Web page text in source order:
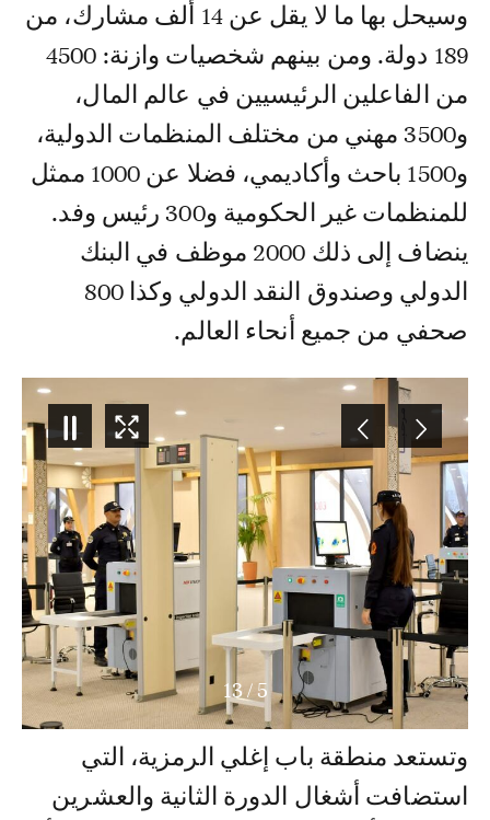
وسيحل بها ما لا يقل عن 14 ألف مشارك، من
189 دولة. ومن بينهم شخصيات وازنة: 4500
من الفاعلين الرئيسيين في عالم المال،
و3500 مهني من مختلف المنظمات الدولية،
و1500 باحث وأكاديمي، فضلا عن 1000 ممثل
للمنظمات غير الحكومية و300 رئيس وفد.
ينضاف إلى ذلك 2000 موظف في البنك
الدولي وصندوق النقد الدولي وكذا 800
صحفي من جميع أنحاء العالم.
6
/
13
وتستعد منطقة باب إغلي الرمزية، التي
استضافت أشغال الدورة الثانية والعشرين